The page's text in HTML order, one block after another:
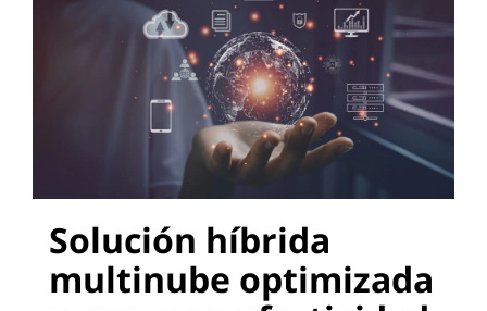
Solución híbrida
multinube optimizada